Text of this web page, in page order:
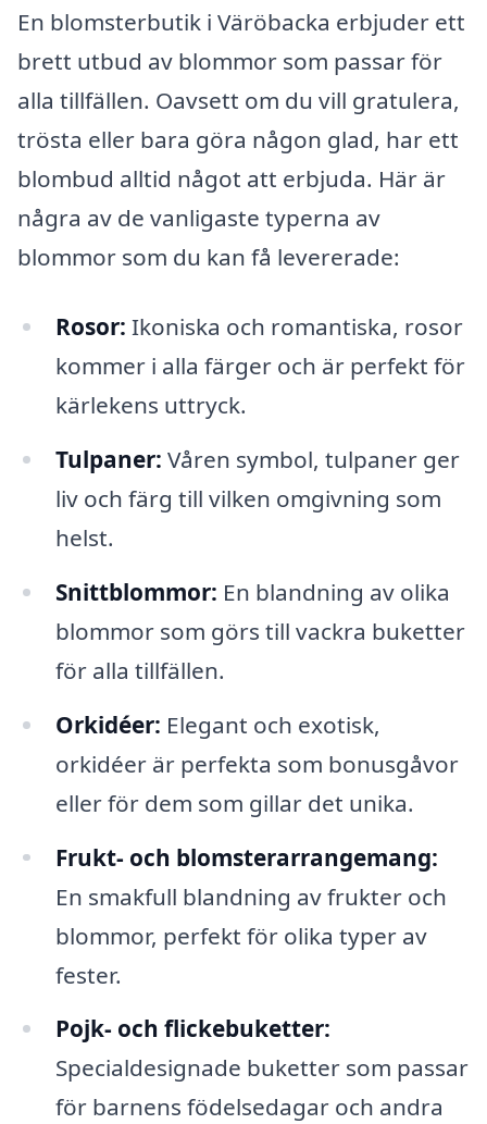
En blomsterbutik i Väröbacka erbjuder ett
brett utbud av blommor som passar för
alla tillfällen. Oavsett om du vill gratulera,
trösta eller bara göra någon glad, har ett
blombud alltid något att erbjuda. Här är
några av de vanligaste typerna av
blommor som du kan få levererade:
Rosor: Ikoniska och romantiska, rosor
kommer i alla färger och är perfekt för
kärlekens uttryck.
Tulpaner: Våren symbol, tulpaner ger
liv och färg till vilken omgivning som
helst.
Snittblommor: En blandning av olika
blommor som görs till vackra buketter
för alla tillfällen.
Orkidéer: Elegant och exotisk,
orkidéer är perfekta som bonusgåvor
eller för dem som gillar det unika.
Frukt- och blomsterarrangemang:
En smakfull blandning av frukter och
blommor, perfekt för olika typer av
fester.
Pojk- och flickebuketter:
Specialdesignade buketter som passar
för barnens födelsedagar och andra